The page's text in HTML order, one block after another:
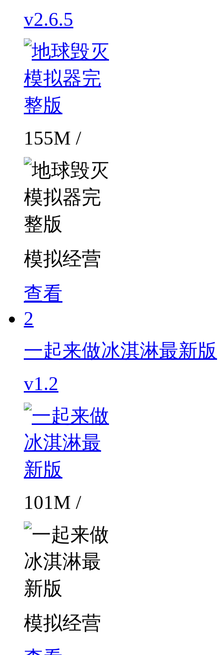
v2.6.5
155M /
模拟经营
查看
2
一起来做冰淇淋最新版
v1.2
101M /
模拟经营